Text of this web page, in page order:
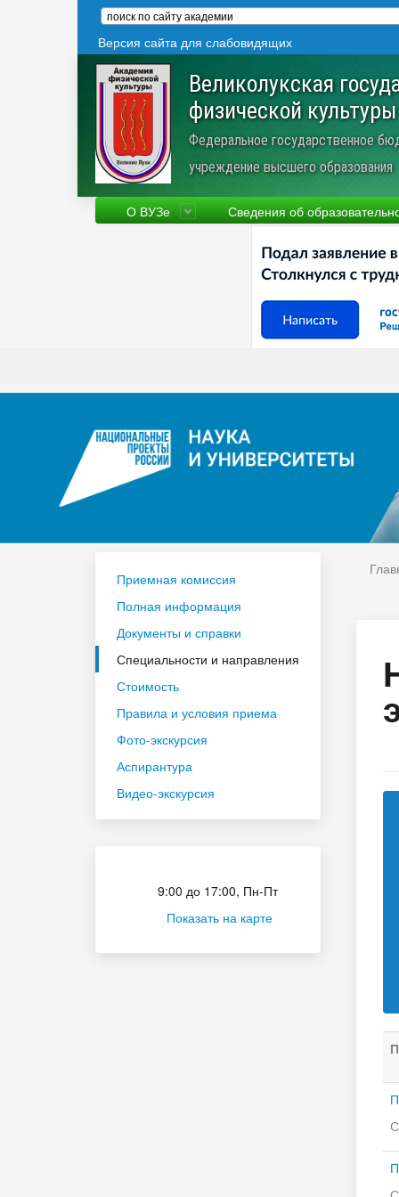
Версия сайта для слабовидящих
Великолукская
физической
Федеральное государственное
учреждение высшего образования
О ВУЗе
Сведения об образовательной
Научная деятельность
Расписание
Год педагога и наставника 2023
Сведения об
Приемная комиссия
Полная информация
Документы и справки
Специальности и направления
Стоимость
Правила и условия приема
Фото-экскурсия
Аспирантура
Видео-экскурсия
9:00 до 17:00, Пн-Пт
Показать на карте